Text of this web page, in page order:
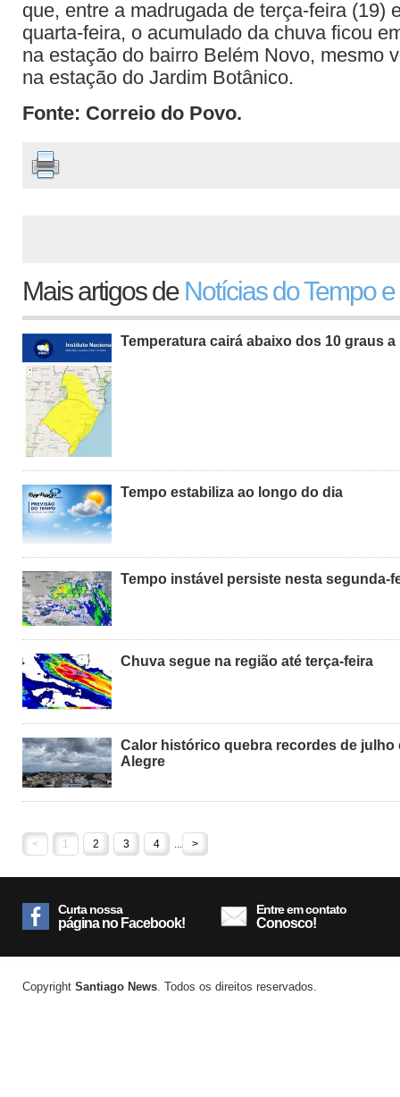
que, entre a madrugada de terça-feira (19)
quarta-feira, o acumulado da chuva ficou
na estação do bairro Belém Novo, mesmo
na estação do Jardim Botânico.
Fonte: Correio do Povo.
Mais artigos de Notícias do Tempo
Temperatura cairá abaixo dos 10 graus
Tempo estabiliza ao longo do dia
Tempo instável persiste nesta segunda-
Chuva segue na região até terça-feira
Calor histórico quebra recordes de julho
Alegre
< 1 2 3 4 ... >
Curta nossa
página no Facebook!
Entre em contato
Conosco!
Copyright Santiago News . Todos os direitos reservados.